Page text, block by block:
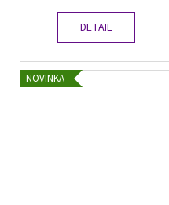
DETAIL
NOVINKA